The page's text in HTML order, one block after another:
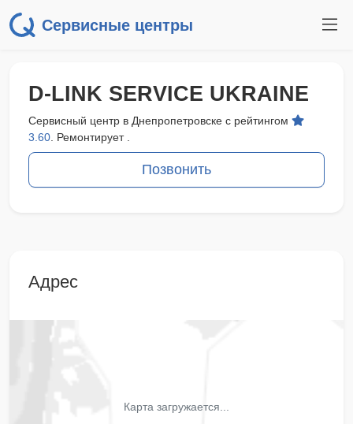
Сервисные центры
D-LINK SERVICE UKRAINE
Сервисный центр в Днепропетровске с рейтингом
3.60 . Ремонтирует .
Позвонить
Адрес
Карта загружается...